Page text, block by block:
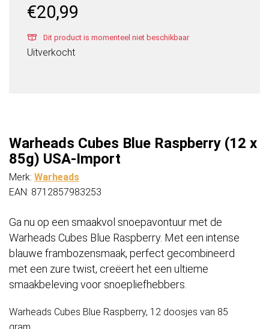
€20,99
Dit product is momenteel niet beschikbaar
Uitverkocht
Warheads Cubes Blue Raspberry (12 x
85g) USA-Import
Merk: Warheads
EAN: 8712857983253
Ga nu op een smaakvol snoepavontuur met de
Warheads Cubes Blue Raspberry. Met een intense
blauwe frambozensmaak, perfect gecombineerd
met een zure twist, creëert het een ultieme
smaakbeleving voor snoepliefhebbers.
Warheads Cubes Blue Raspberry, 12 doosjes van 85